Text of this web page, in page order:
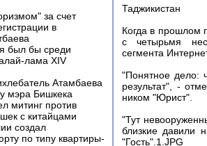
за счет
в
был бы среди
лама XIV
Атамбаева
мэра Бишкека
митинг против
с китайцами
создал
по типу квартиры-
Таджикистан
Когда в прошлом
с четырьмя
сегмента
"Понятное дело:
результат", -
ником "Юрист".
"Тут
близкие давили
"Гость".1.JPG